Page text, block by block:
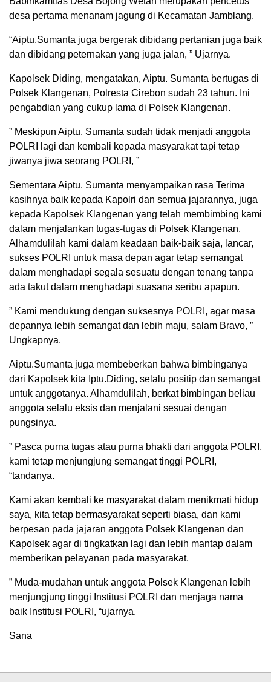
desa pertama menanam jagung di Kecamatan Jamblang.
“Aiptu.Sumanta juga bergerak dibidang pertanian juga baik
dan dibidang peternakan yang juga jalan, ” Ujarnya.
Kapolsek Diding, mengatakan, Aiptu. Sumanta bertugas di
Polsek Klangenan, Polresta Cirebon sudah 23 tahun. Ini
pengabdian yang cukup lama di Polsek Klangenan.
” Meskipun Aiptu. Sumanta sudah tidak menjadi anggota
POLRI lagi dan kembali kepada masyarakat tapi tetap
jiwanya jiwa seorang POLRI, ”
Sementara Aiptu. Sumanta menyampaikan rasa Terima
kasihnya baik kepada Kapolri dan semua jajarannya, juga
kepada Kapolsek Klangenan yang telah membimbing kami
dalam menjalankan tugas-tugas di Polsek Klangenan.
Alhamdulilah kami dalam keadaan baik-baik saja, lancar,
sukses POLRI untuk masa depan agar tetap semangat
dalam menghadapi segala sesuatu dengan tenang tanpa
ada takut dalam menghadapi suasana seribu apapun.
” Kami mendukung dengan suksesnya POLRI, agar masa
depannya lebih semangat dan lebih maju, salam Bravo, ”
Ungkapnya.
Aiptu.Sumanta juga membeberkan bahwa bimbinganya
dari Kapolsek kita Iptu.Diding, selalu positip dan semangat
untuk anggotanya. Alhamdulilah, berkat bimbingan beliau
anggota selalu eksis dan menjalani sesuai dengan
pungsinya.
” Pasca purna tugas atau purna bhakti dari anggota POLRI,
kami tetap menjungjung semangat tinggi POLRI,
“tandanya.
Kami akan kembali ke masyarakat dalam menikmati hidup
saya, kita tetap bermasyarakat seperti biasa, dan kami
berpesan pada jajaran anggota Polsek Klangenan dan
Kapolsek agar di tingkatkan lagi dan lebih mantap dalam
memberikan pelayanan pada masyarakat.
” Muda-mudahan untuk anggota Polsek Klangenan lebih
menjungjung tinggi Institusi POLRI dan menjaga nama
baik Institusi POLRI, “ujarnya.
Sana